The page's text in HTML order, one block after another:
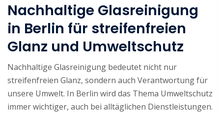
Nachhaltige Glasreinigung
in Berlin für streifenfreien
Glanz und Umweltschutz
Nachhaltige Glasreinigung bedeutet nicht nur
streifenfreien Glanz, sondern auch Verantwortung für
unsere Umwelt. In Berlin wird das Thema Umweltschutz
immer wichtiger, auch bei alltäglichen Dienstleistungen.